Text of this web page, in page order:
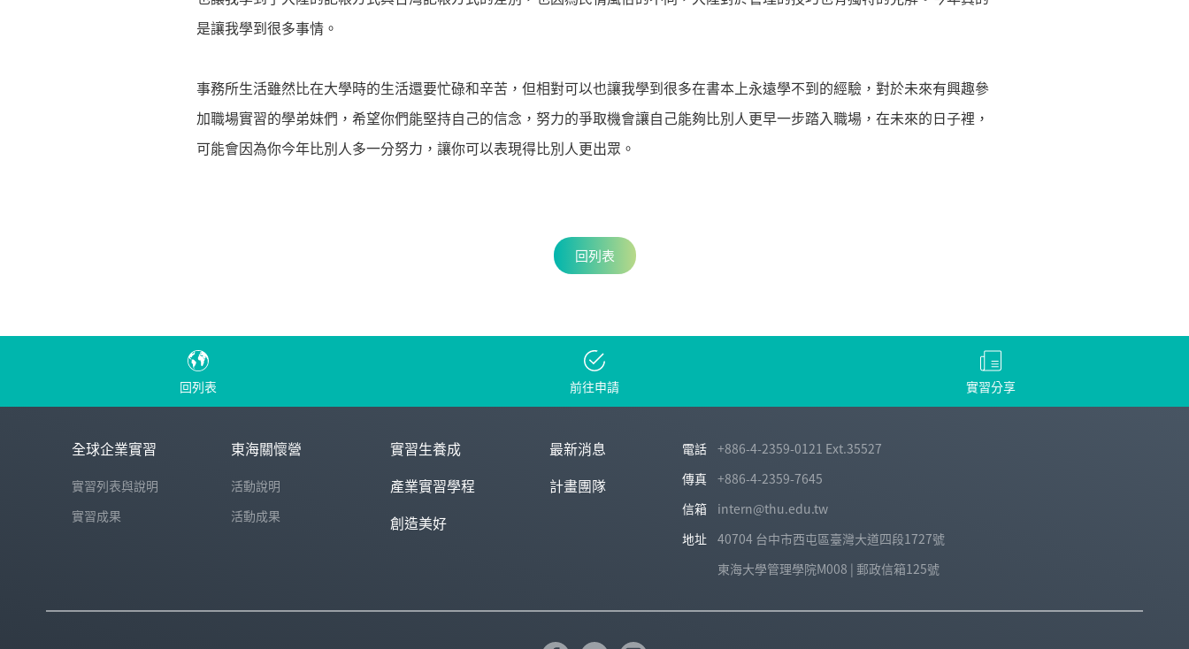
是讓我學到很多事情。
事務所生活雖然比在大學時的生活還要忙碌和辛苦，但相對可以也讓我學到很多在書本上永遠學不到的經驗，對於未來有興趣參
加職場實習的學弟妹們，希望你們能堅持自己的信念，努力的爭取機會讓自己能夠比別人更早一步踏入職場，在未來的日子裡，
可能會因為你今年比別人多一分努力，讓你可以表現得比別人更出眾。
回列表
回列表 前往申請 實習分享
全球企業實習
實習列表與說明
實習成果
東海關懷營
活動說明
活動成果
實習生養成
產業實習學程
創造美好
最新消息
計畫團隊
電話
+886-4-2359-0121 Ext.35527
傳真
+886-4-2359-7645
信箱
intern@thu.edu.tw
地址
40704 台中市西屯區臺灣大道四段1727號
東海大學管理學院M008 | 郵政信箱125號